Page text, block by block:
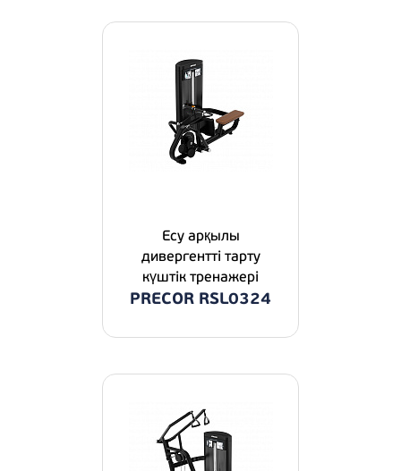
Есу арқылы
дивергентті тарту
күштік тренажері
PRECOR RSL0324